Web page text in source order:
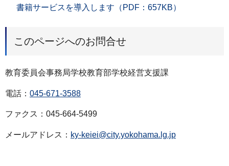
書籍サービスを導入します（PDF：657KB）
このページへのお問合せ
教育委員会事務局学校教育部学校経営支援課
電話： 045-671-3588
ファクス：045-664-5499
メールアドレス： ky-keiei@city.yokohama.lg.jp